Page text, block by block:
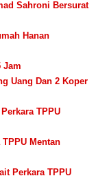
Sahroni Bersurat
Hanan
Jam
Uang Dan 2 Koper
TPPU
Mentan
Perkara TPPU